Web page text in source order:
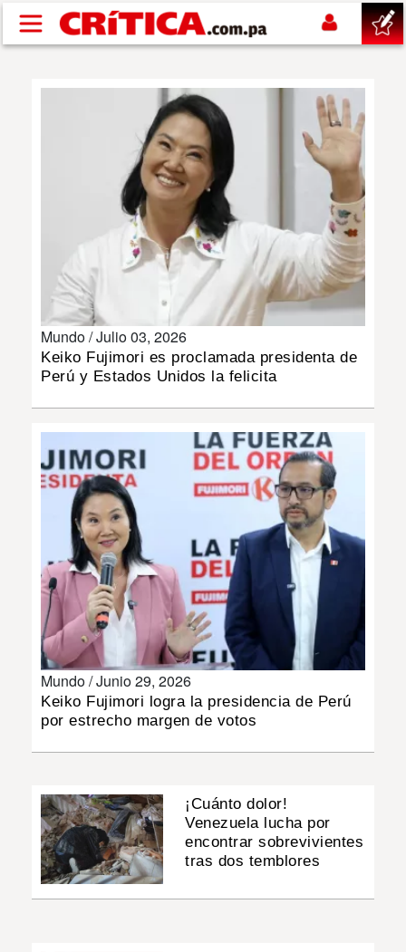
Pasar al contenido principal
DEPORTES
MULTIMEDIA
IMPRESO
Mundo /Julio 03, 2026
Keiko Fujimori es proclamada presidenta de
Perú y Estados Unidos la felicita
Mundo /Junio 29, 2026
Keiko Fujimori logra la presidencia de Perú
por estrecho margen de votos
¡Cuánto dolor!
Venezuela lucha por
encontrar sobrevivientes
tras dos temblores